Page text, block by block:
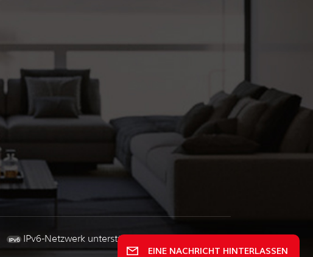
IPv6-Netzwerk unterstützt
EINE NACHRICHT HINTERLASSEN